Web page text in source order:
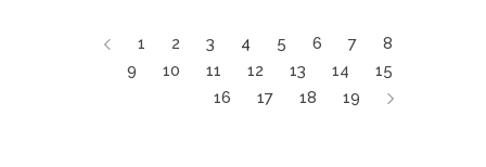
1 2 3 4 5 6 7
8
9
10 11 12 13 14
15
16
17 18 19